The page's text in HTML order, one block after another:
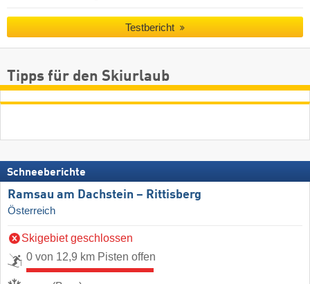
Testbericht
Tipps für den Skiurlaub
Schneeberichte
Ramsau am Dachstein – Rittisberg
Österreich
Skigebiet geschlossen
0 von 12,9 km Pisten offen